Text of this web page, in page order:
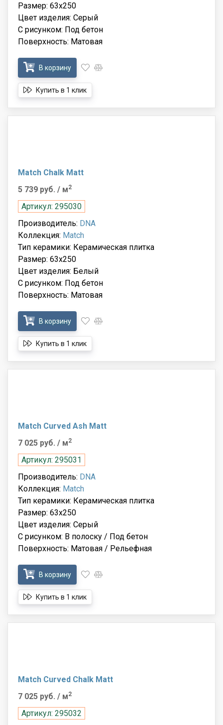
Размер: 63x250
Цвет изделия: Серый
С рисунком: Под бетон
Поверхность: Матовая
В корзину
Купить в 1 клик
Match Chalk Matt
5 739 руб. / м2
Артикул: 295030
Производитель: DNA
Коллекция: Match
Тип керамики: Керамическая плитка
Размер: 63x250
Цвет изделия: Белый
С рисунком: Под бетон
Поверхность: Матовая
В корзину
Купить в 1 клик
Match Curved Ash Matt
7 025 руб. / м2
Артикул: 295031
Производитель: DNA
Коллекция: Match
Тип керамики: Керамическая плитка
Размер: 63x250
Цвет изделия: Серый
С рисунком: В полоску / Под бетон
Поверхность: Матовая / Рельефная
В корзину
Купить в 1 клик
Match Curved Chalk Matt
7 025 руб. / м2
Артикул: 295032